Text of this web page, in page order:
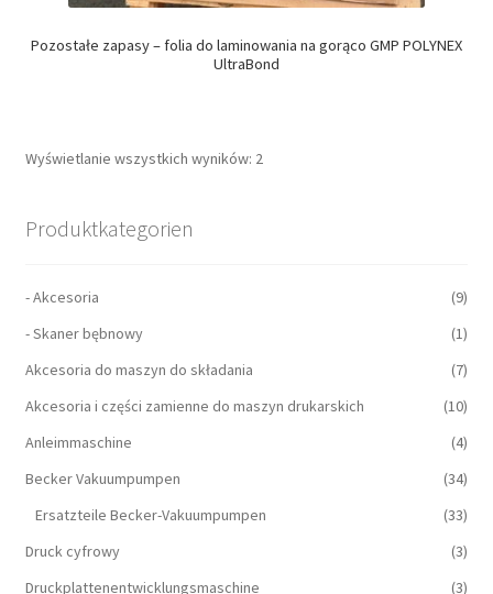
Pozostałe zapasy – folia do laminowania na gorąco GMP POLYNEX
UltraBond
Wyświetlanie wszystkich wyników: 2
Produktkategorien
- Akcesoria
(9)
- Skaner bębnowy
(1)
Akcesoria do maszyn do składania
(7)
Akcesoria i części zamienne do maszyn drukarskich
(10)
Anleimmaschine
(4)
Becker Vakuumpumpen
(34)
Ersatzteile Becker-Vakuumpumpen
(33)
Druck cyfrowy
(3)
Druckplattenentwicklungsmaschine
(3)